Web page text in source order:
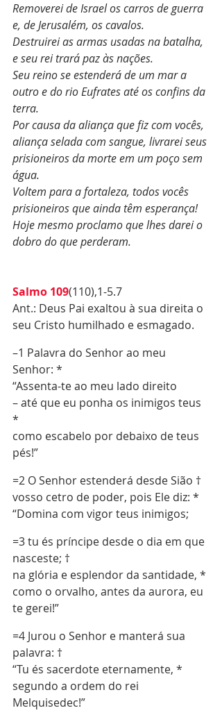
Removerei de Israel os carros de guerra
e, de Jerusalém, os cavalos.
Destruirei as armas usadas na batalha,
e seu rei trará paz às nações.
Seu reino se estenderá de um mar a
outro e do rio Eufrates até os confins da
terra.
Por causa da aliança que fiz com vocês,
aliança selada com sangue, livrarei seus
prisioneiros da morte em um poço sem
água.
Voltem para a fortaleza, todos vocês
prisioneiros que ainda têm esperança!
Hoje mesmo proclamo que lhes darei o
dobro do que perderam.
Salmo 109(110),1-5.7
Ant.: Deus Pai exaltou à sua direita o
seu Cristo humilhado e esmagado.
–1 Palavra do Senhor ao meu
Senhor: *
“Assenta-te ao meu lado direito
– até que eu ponha os inimigos teus
*
como escabelo por debaixo de teus
pés!”
=2 O Senhor estenderá desde Sião †
vosso cetro de poder, pois Ele diz: *
“Domina com vigor teus inimigos;
=3 tu és príncipe desde o dia em que
nasceste; †
na glória e esplendor da santidade, *
como o orvalho, antes da aurora, eu
te gerei!”
=4 Jurou o Senhor e manterá sua
palavra: †
“Tu és sacerdote eternamente, *
segundo a ordem do rei
Melquisedec!”